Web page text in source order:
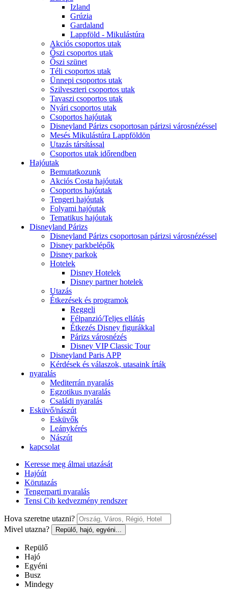
Izland
Grúzia
Gardaland
Lappföld - Mikulástúra
Akciós csoportos utak
Őszi csoportos utak
Őszi szünet
Téli csoportos utak
Ünnepi csoportos utak
Szilveszteri csoportos utak
Tavaszi csoportos utak
Nyári csoportos utak
Csoportos hajóutak
Disneyland Párizs csoportosan párizsi városnézéssel
Mesés Mikulástúra Lappföldön
Utazás társítással
Csoportos utak időrendben
Hajóutak
Bemutatkozunk
Akciós Costa hajóutak
Csoportos hajóutak
Tengeri hajóutak
Folyami hajóutak
Tematikus hajóutak
Disneyland Párizs
Disneyland Párizs csoportosan párizsi városnézéssel
Disney parkbelépők
Disney parkok
Hotelek
Disney Hotelek
Disney partner hotelek
Utazás
Étkezések és programok
Reggeli
Félpanzió/Teljes ellátás
Étkezés Disney figurákkal
Párizs városnézés
Disney VIP Classic Tour
Disneyland Paris APP
Kérdések és válaszok, utasaink írták
nyaralás
Mediterrán nyaralás
Egzotikus nyaralás
Családi nyaralás
Esküvő/nászút
Esküvők
Leánykérés
Nászút
kapcsolat
Keresse meg álmai utazását
Hajóút
Körutazás
Tengerparti nyaralás
Tensi Cib kedvezmény rendszer
Hova szeretne utazni?
Mivel utazna?
Repülő, hajó, egyéni...
Repülő
Hajó
Egyéni
Busz
Mindegy